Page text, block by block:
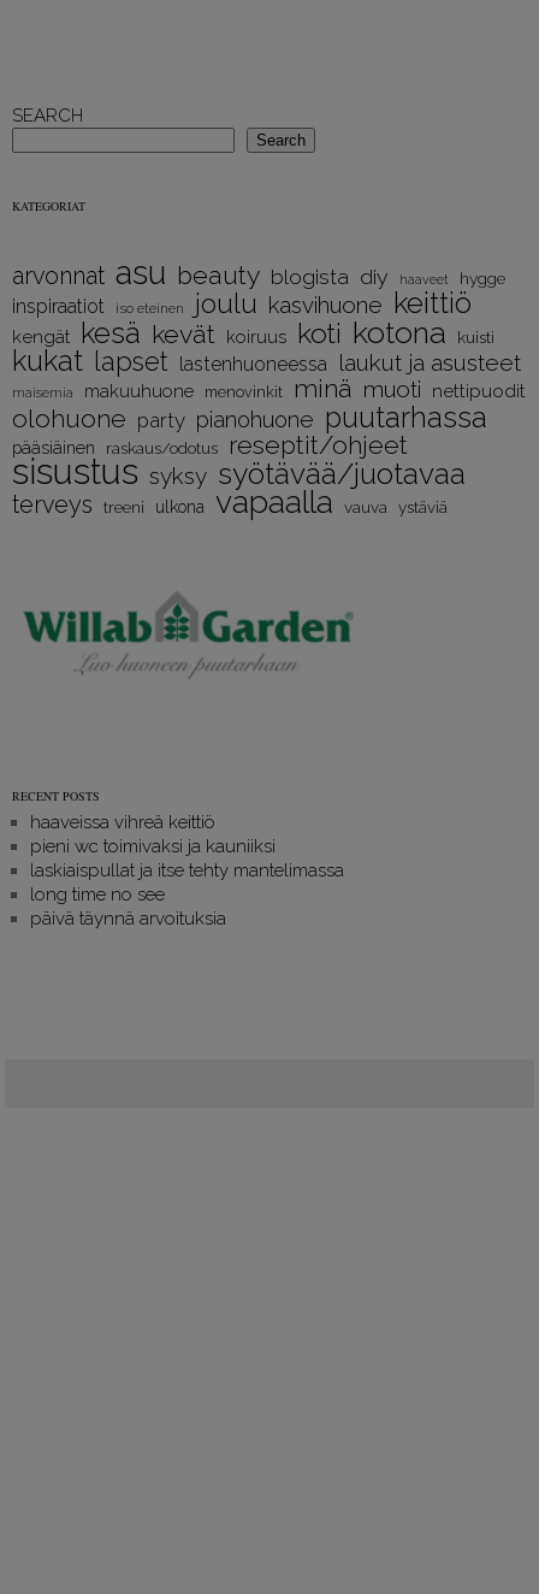
SEARCH
Search
KATEGORIAT
arvonnat asu beauty blogista diy haaveet hygge
inspiraatiot iso eteinen joulu kasvihuone keittiö
kengät kesä kevät koiruus koti kotona kuisti
kukat lapset lastenhuoneessa laukut ja asusteet
maisemia makuuhuone menovinkit minä muoti nettipuodit
olohuone party pianohuone puutarhassa
pääsiäinen raskaus/odotus reseptit/ohjeet
sisustus syksy syötävää/juotavaa
terveys treeni ulkona vapaalla vauva ystäviä
RECENT POSTS
haaveissa vihreä keittiö
pieni wc toimivaksi ja kauniiksi
laskiaispullat ja itse tehty mantelimassa
long time no see
päivä täynnä arvoituksia